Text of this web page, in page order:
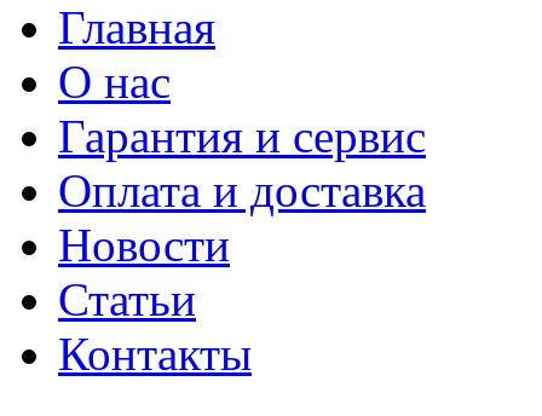
Главная
О нас
Гарантия и сервис
Оплата и доставка
Новости
Статьи
Контакты